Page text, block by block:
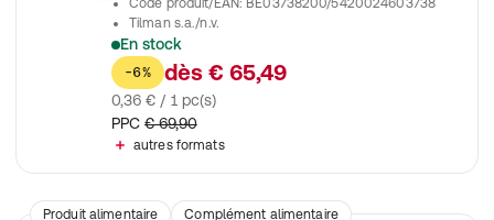
Code produit/EAN: BE03738200/5420024603738
Tilman s.a./n.v.
En stock
Flexofytol PLUS® combine les 2 actifs naturels les plus
-6% dès € 65,49
0,36 € / 1 pc(s)
PPC € 69,90
autres formats
Produit alimentaire Complément alimentaire